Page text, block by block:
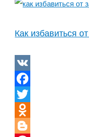
Как избавиться
VK
Facebook
Twitter
Odnoklassniki